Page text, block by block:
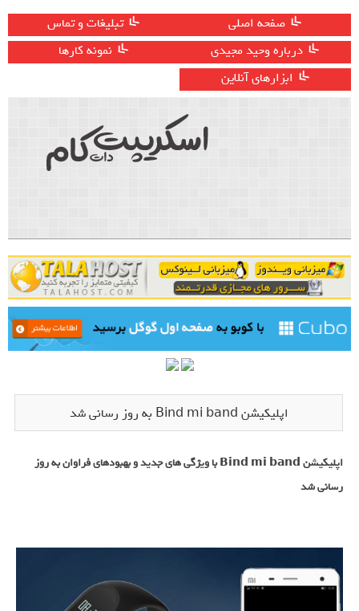
صفحه اصلی
تبلیغات و تماس
درباره وحید مجیدی
نمونه کارها
ابزارهای آنلاین
اپلیکیشن Bind mi band به روز رسانی شد
اپلیکیشن Bind mi band با ویژگی های جدید و بهبودهای فراوان به روز
رسانی شد